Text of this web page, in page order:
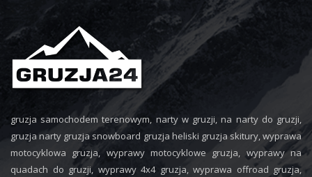
gruzja samochodem terenowym, narty w gruzji, na narty do gruzji,
gruzja narty gruzja snowboard gruzja heliski gruzja skitury, wyprawa
motocyklowa gruzja, wyprawy motocyklowe gruzja, wyprawy na
quadach do gruzji, wyprawy 4x4 gruzja, wyprawa offroad gruzja,